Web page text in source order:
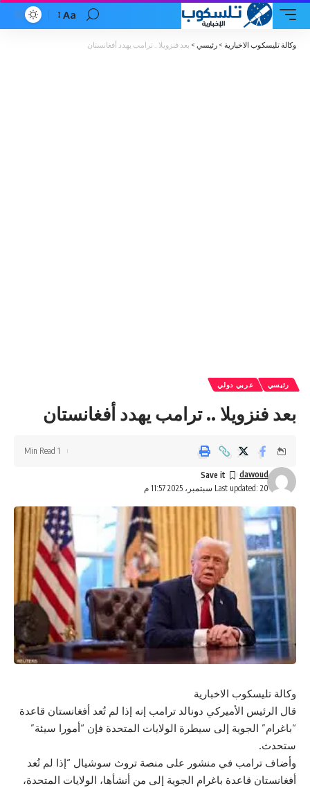
Font
Aa
وكالة تليسكوب الاخبارية > رئيسي > بعد فنزويلا .. ترامب يهدد أفغانستان
رئيسي عربي دولي
بعد فنزويلا .. ترامب يهدد أفغانستان
Last updated: 20 سبتمبر، 2025 11:57 م
dawoud
1 Min Read
وكالة تليسكوب الاخبارية
قال الرئيس الأميركي دونالد ترامب إنه إذا لم تُعد أفغانستان قاعدة
“باغرام” الجوية إلى سيطرة الولايات المتحدة فإن “أمورا سيئة”
ستحدث.
وأضاف ترامب في منشور على منصة تروث سوشيال “إذا لم تُعد
أفغانستان قاعدة باغرام الجوية إلى من أنشأها، الولايات المتحدة،